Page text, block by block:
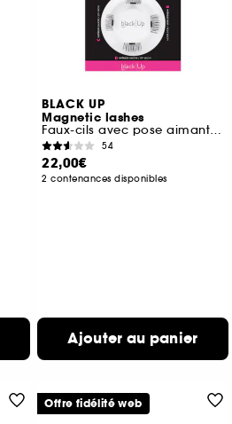
BLACK UP
Magnetic lashes
Faux-cils avec pose aimantée
54
22,00€
2 contenances disponibles
Ajouter au panier
Offre fidélité web